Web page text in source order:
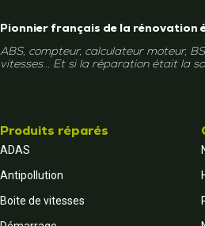
Pionnier français de la rénovation
ABS, compteur, calculateur moteur,
vitesses... Et si la réparation était la
Produits réparés
ADAS
Antipollution
Boite de vitesses